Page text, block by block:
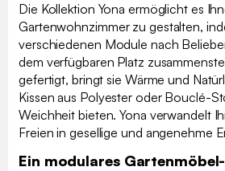
Die Kollektion Yona ermöglicht es
Gartenwohnzimmer zu gestalten,
verschiedenen Module nach
dem verfügbaren Platz
gefertigt, bringt sie Wärme und
Kissen aus Polyester oder Bouclé-
Weichheit bieten. Yona verwandelt
Freien in gesellige und angenehme
Ein modulares